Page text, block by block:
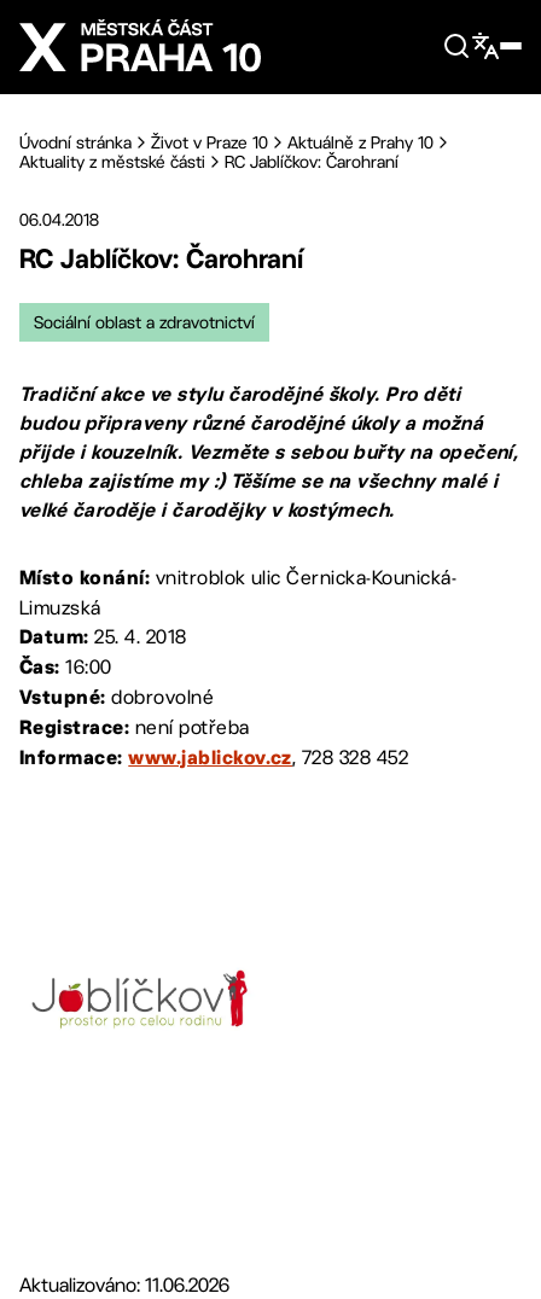
Přejít na hlavní obsah
Úvodní stránka Život v Praze 10
Aktuálně z Prahy 10
Aktuality z městské části
RC Jablíčkov: Čarohraní
06.04.2018
RC Jablíčkov: Čarohraní
Sociální oblast a zdravotnictví
Tradiční akce ve stylu čarodějné školy. Pro děti
budou připraveny různé čarodějné úkoly a možná
přijde i kouzelník. Vezměte s sebou buřty na opečení,
chleba zajistíme my :) Těšíme se na všechny malé i
velké čaroděje i čarodějky v kostýmech.
Místo konání: vnitroblok ulic Černicka-Kounická-
Limuzská
Datum: 25. 4. 2018
Čas: 16:00
Vstupné: dobrovolné
Registrace: není potřeba
Informace: www.jablickov.cz, 728 328 452
Aktualizováno: 11.06.2026